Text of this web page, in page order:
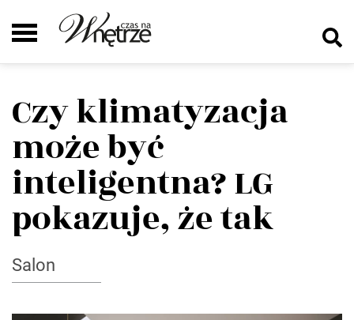
Czy klimatyzacja
może być
inteligentna? LG
pokazuje, że tak
Salon